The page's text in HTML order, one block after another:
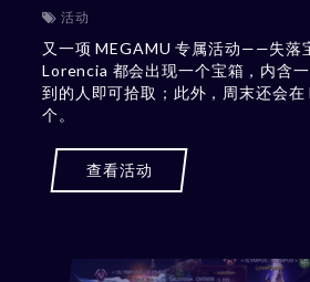
活动
又一项 MEGAMU 专属活动——失落
Lorencia 都会出现一个宝箱，内含
到的人即可拾取；此外，周末还会
个。
查看活动